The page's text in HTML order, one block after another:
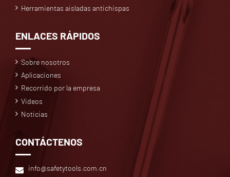
Herramientas aisladas antichispas
ENLACES RÁPIDOS
Sobre nosotros
Aplicaciones
Recorrido por la empresa
Videos
Noticias
CONTÁCTENOS
info@safetytools.com.cn